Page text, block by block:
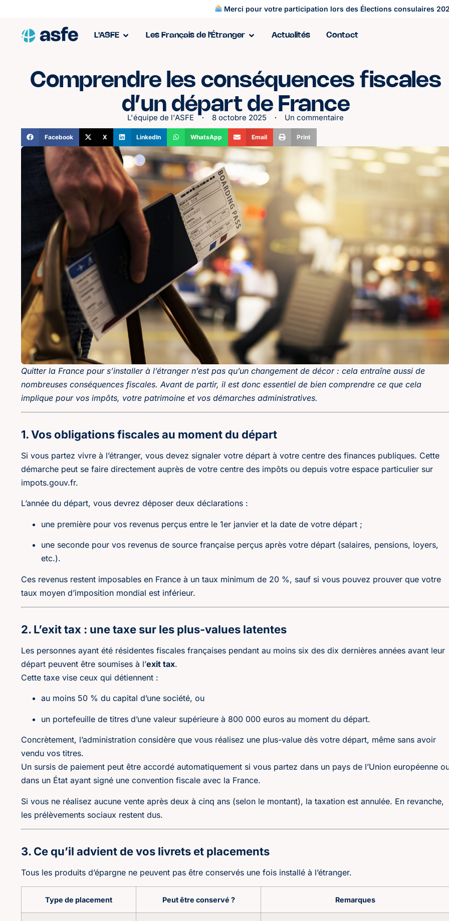
Merci pour votre participation lors des Élections consulaires
L'ASFE Les Français de l'Étranger Actualités Contact
Comprendre les conséquences fiscales
d’un départ de France
L'équipe de l'ASFE 8 octobre 2025 Un commentaire
Facebook X LinkedIn WhatsApp Email Print
Quitter la France pour s’installer à l’étranger n’est pas qu’un changement de décor : cela entraîne aussi de
nombreuses conséquences fiscales. Avant de partir, il est donc essentiel de bien comprendre ce que cela
implique pour vos impôts, votre patrimoine et vos démarches administratives.
1. Vos obligations fiscales au moment du départ
Si vous partez vivre à l’étranger, vous devez signaler votre départ à votre centre des finances publiques. Cette
démarche peut se faire directement auprès de votre centre des impôts ou depuis votre espace particulier sur
impots.gouv.fr.
L’année du départ, vous devrez déposer deux déclarations :
une première pour vos revenus perçus entre le 1er janvier et la date de votre départ ;
une seconde pour vos revenus de source française perçus après votre départ (salaires, pensions, loyers,
etc.).
Ces revenus restent imposables en France à un taux minimum de 20 %, sauf si vous pouvez prouver que votre
taux moyen d’imposition mondial est inférieur.
2. L’exit tax : une taxe sur les plus-values latentes
Les personnes ayant été résidentes fiscales françaises pendant au moins six des dix dernières années avant leur
départ peuvent être soumises à l’exit tax.
Cette taxe vise ceux qui détiennent :
au moins 50 % du capital d’une société, ou
un portefeuille de titres d’une valeur supérieure à 800 000 euros au moment du départ.
Concrètement, l’administration considère que vous réalisez une plus-value dès votre départ, même sans avoir
vendu vos titres.
Un sursis de paiement peut être accordé automatiquement si vous partez dans un pays de l’Union européenne
dans un État ayant signé une convention fiscale avec la France.
Si vous ne réalisez aucune vente après deux à cinq ans (selon le montant), la taxation est annulée. En revanche,
les prélèvements sociaux restent dus.
3. Ce qu’il advient de vos livrets et placements
Tous les produits d’épargne ne peuvent pas être conservés une fois installé à l’étranger.
Type de placement Peut être conservé ? Remarques